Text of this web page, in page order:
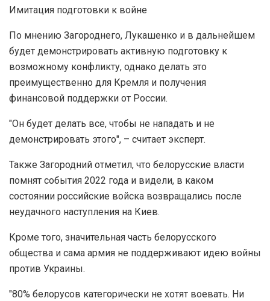
Имитация подготовки к войне
По мнению Загороднего, Лукашенко и в дальнейшем
будет демонстрировать активную подготовку к
возможному конфликту, однако делать это
преимущественно для Кремля и получения
финансовой поддержки от России.
"Он будет делать все, чтобы не нападать и не
демонстрировать этого", – считает эксперт.
Также Загородний отметил, что белорусские власти
помнят события 2022 года и видели, в каком
состоянии российские войска возвращались после
неудачного наступления на Киев.
Кроме того, значительная часть белорусского
общества и сама армия не поддерживают идею войны
против Украины.
"80% белорусов категорически не хотят воевать. Ни